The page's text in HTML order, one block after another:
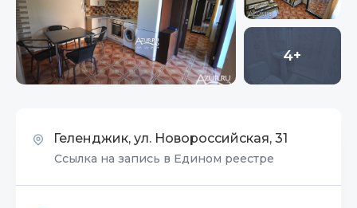
4+
Геленджик, ул. Новороссийская, 31
Ссылка на запись в Едином реестре